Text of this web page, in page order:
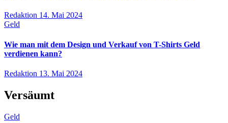
Redaktion 14. Mai 2024
Geld
Wie man mit dem Design und Verkauf von T-Shirts Geld
verdienen kann?
Redaktion 13. Mai 2024
Versäumt
Geld